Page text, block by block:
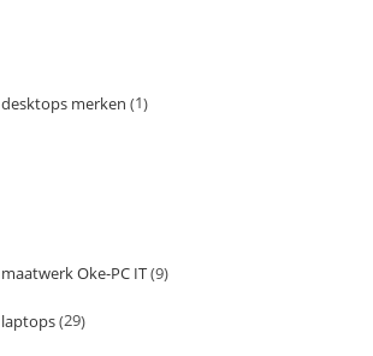
desktops merken 1
maatwerk Oke-PC IT 9
laptops 29